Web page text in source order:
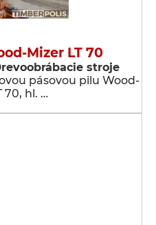
Mizer LT 70
stroje
pásovou pilu Wood-
70, hl. …